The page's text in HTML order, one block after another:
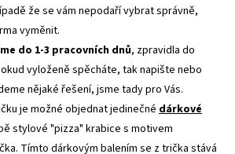
že se vám nepodaří vybrat správně,
vyměnit.
do 1-3 pracovních dnů, zpravidla do
vyloženě spěcháte, tak napište nebo
nějaké řešení, jsme tady pro Vás.
je možné objednat jedinečné dárkové
stylové "pizza" krabice s motivem
Tímto dárkovým balením se z trička stává